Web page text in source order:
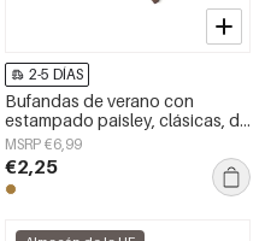
2-5 DÍAS
Bufandas de verano con
estampado paisley, clásicas, de
poliéster, accesorios para el día
a día.
MSRP €6,99
€2,25